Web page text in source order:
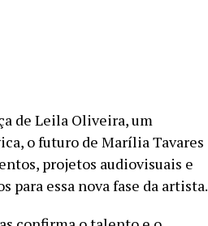
de Leila Oliveira, um
o futuro de Marília Tavares
projetos audiovisuais e
para essa nova fase da artista.